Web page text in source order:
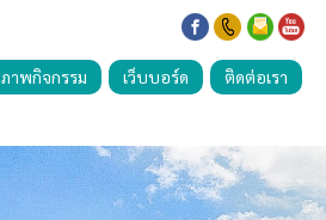
ภาพกิจกรรม เว็บบอร์ด ติดต่อเรา